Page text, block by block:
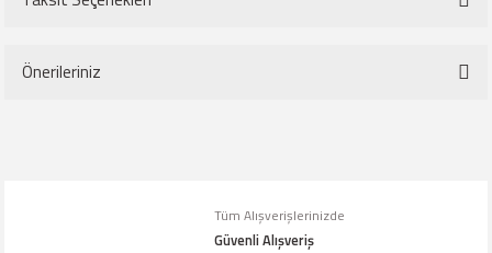
Önerileriniz
Görüş ve önerileriniz için teşekkür ederiz.Tüm Alışverişlerinizde
Güvenli Alışveriş